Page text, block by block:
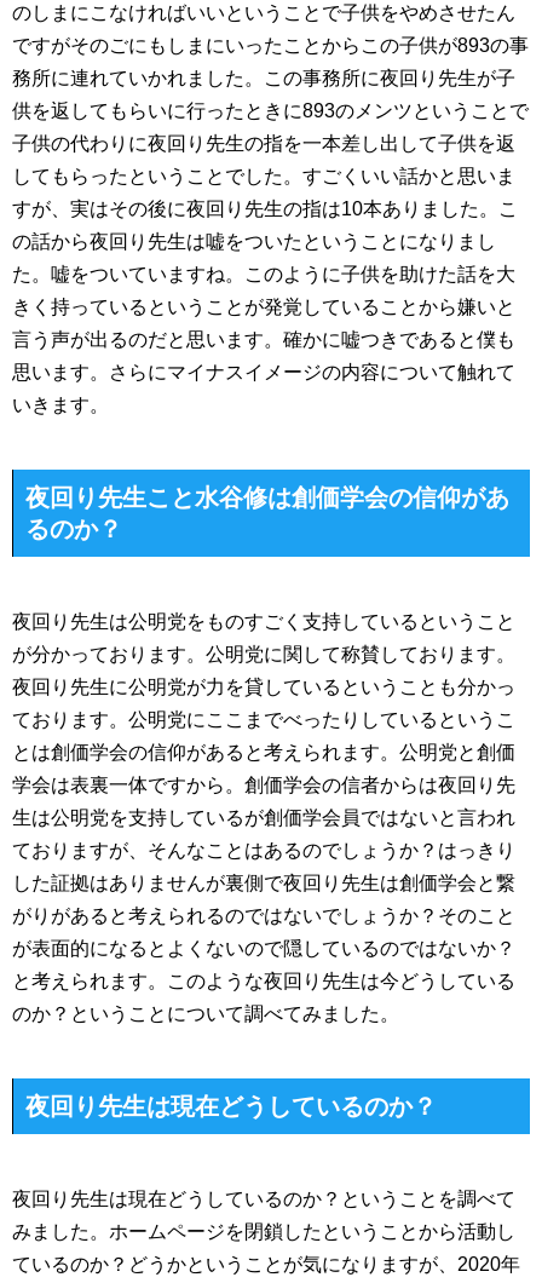
のしまにこなければいいということで子供をやめさせたん
ですがそのごにもしまにいったことからこの子供が893の事
務所に連れていかれました。この事務所に夜回り先生が子
供を返してもらいに行ったときに893のメンツということで
子供の代わりに夜回り先生の指を一本差し出して子供を返
してもらったということでした。すごくいい話かと思いま
すが、実はその後に夜回り先生の指は10本ありました。こ
の話から夜回り先生は嘘をついたということになりまし
た。嘘をついていますね。このように子供を助けた話を大
きく持っているということが発覚していることから嫌いと
言う声が出るのだと思います。確かに嘘つきであると僕も
思います。さらにマイナスイメージの内容について触れて
いきます。
夜回り先生こと水谷修は創価学会の信仰があ
るのか？
夜回り先生は公明党をものすごく支持しているということ
が分かっております。公明党に関して称賛しております。
夜回り先生に公明党が力を貸しているということも分かっ
ております。公明党にここまでべったりしているというこ
とは創価学会の信仰があると考えられます。公明党と創価
学会は表裏一体ですから。創価学会の信者からは夜回り先
生は公明党を支持しているが創価学会員ではないと言われ
ておりますが、そんなことはあるのでしょうか？はっきり
した証拠はありませんが裏側で夜回り先生は創価学会と繋
がりがあると考えられるのではないでしょうか？そのこと
が表面的になるとよくないので隠しているのではないか？
と考えられます。このような夜回り先生は今どうしている
のか？ということについて調べてみました。
夜回り先生は現在どうしているのか？
夜回り先生は現在どうしているのか？ということを調べて
みました。ホームページを閉鎖したということから活動し
ているのか？どうかということが気になりますが、2020年